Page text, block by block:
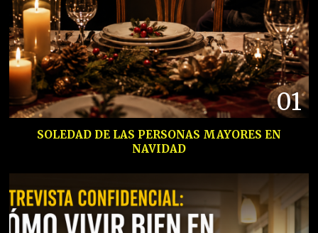
01
SOLEDAD DE LAS PERSONAS MAYORES EN
NAVIDAD